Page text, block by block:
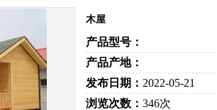
木屋
产品型号：
产品产地：
发布日期： 2022-05-21
浏览次数： 346次